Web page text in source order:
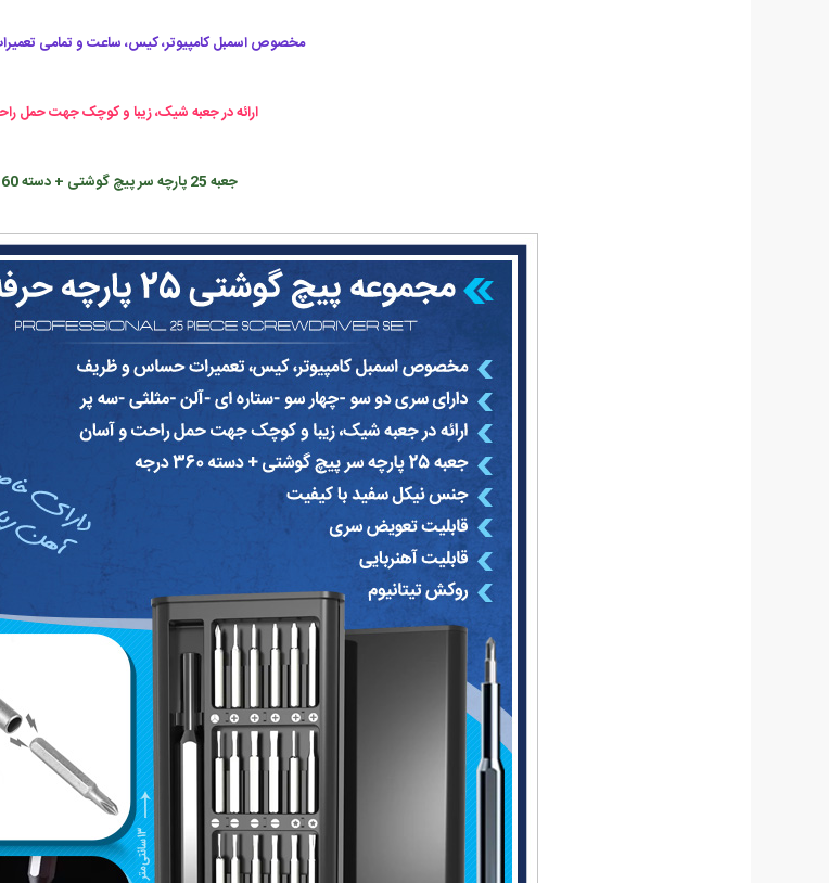
مخصوص اسمبل کامپیوتر، کیس، ساعت و تمامی
ارائه در جعبه شیک، زیبا و کوچک جهت حمل
جعبه 25 پارچه سر پیچ گوشتی + دسته 360 درجه